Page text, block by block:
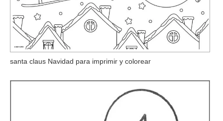
santa claus Navidad para imprimir y colorear